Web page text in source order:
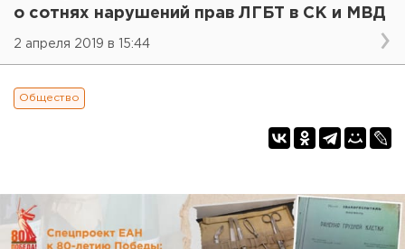
о сотнях нарушений прав ЛГБТ в СК и МВД
2 апреля 2019 в 15:44
Общество